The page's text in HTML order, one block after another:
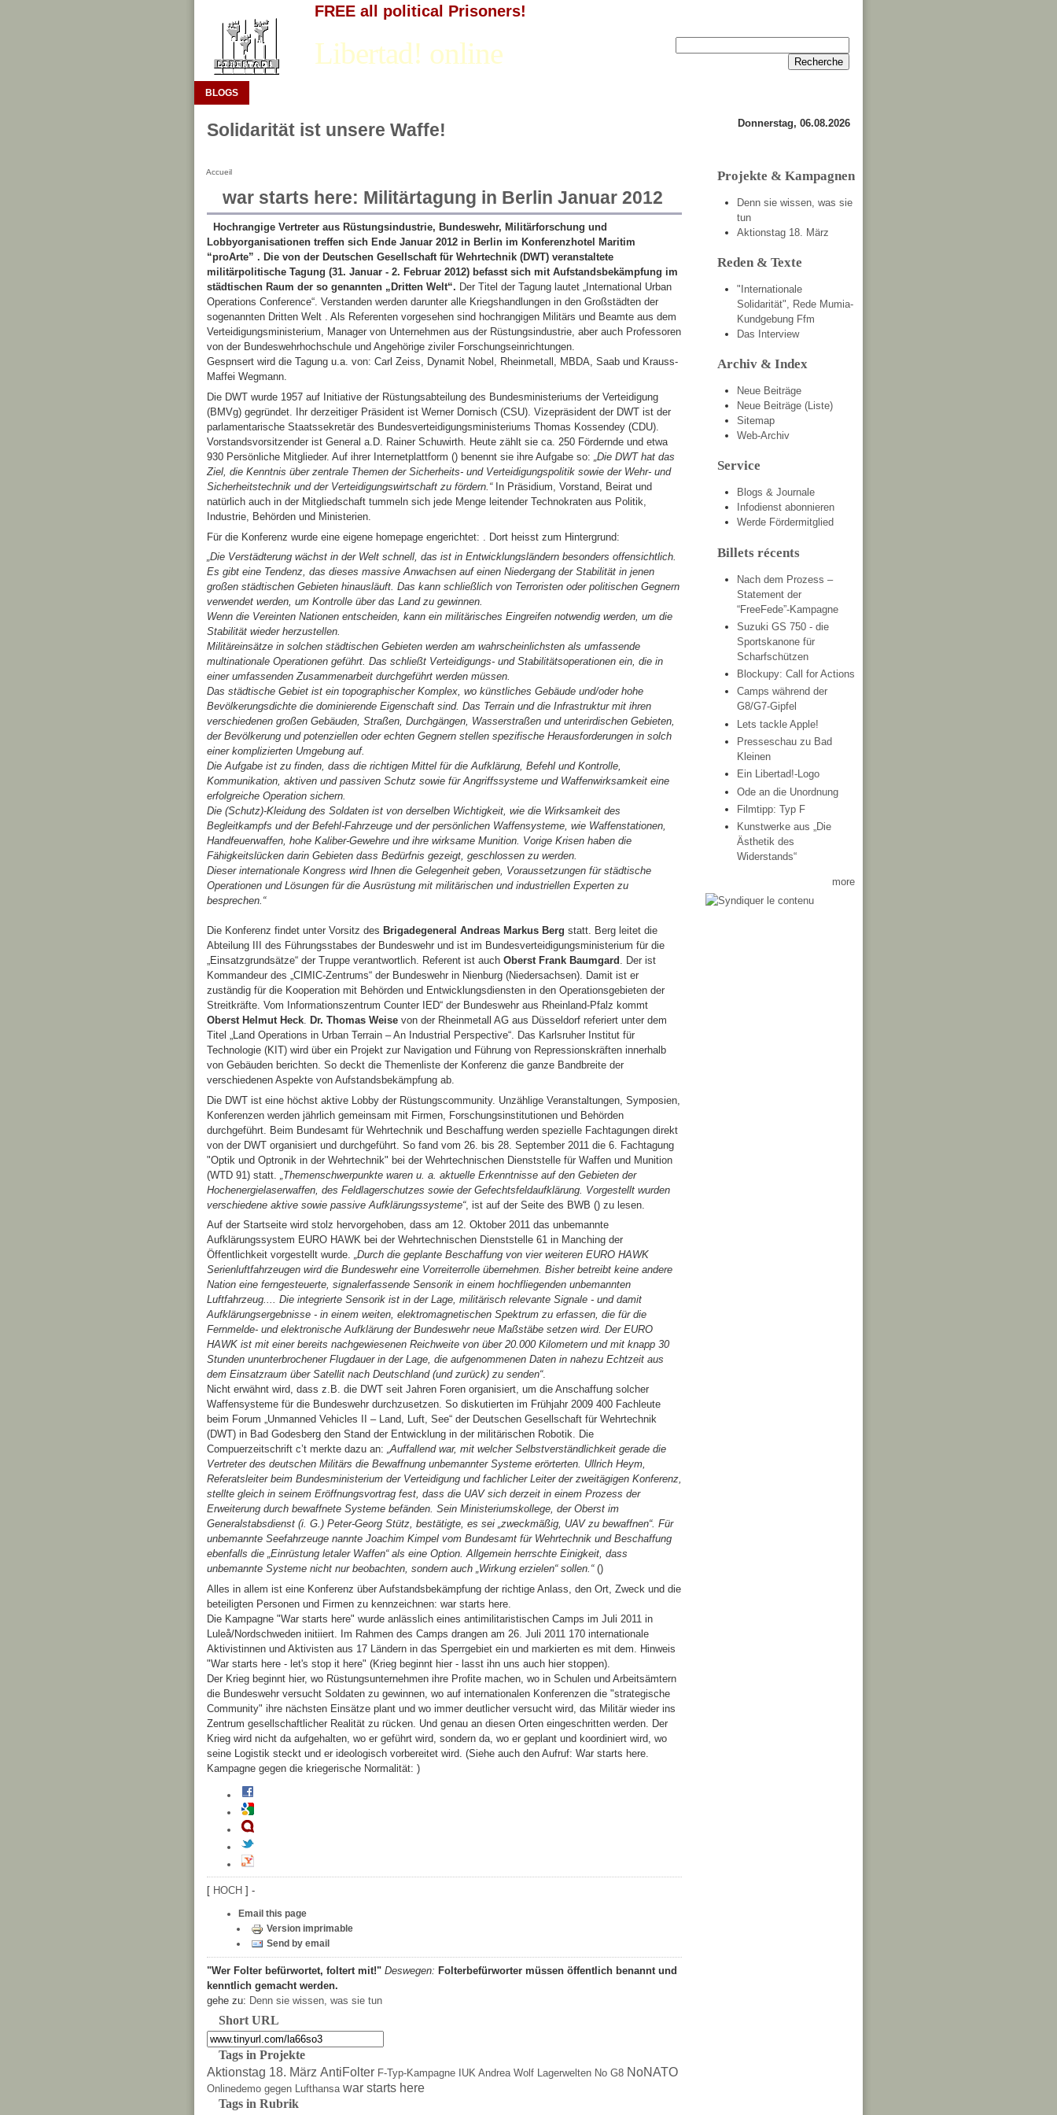
FREE all political Prisoners!
Libertad! online
BLOGS
Solidarität ist unsere Waffe! Donnerstag, 06.08.2026
Accueil
war starts here: Militärtagung in Berlin Januar 2012
Hochrangige Vertreter aus Rüstungsindustrie, Bundeswehr, Militärforschung und
Lobbyorganisationen treffen sich Ende Januar 2012 in Berlin im Konferenzhotel Maritim
“proArte” . Die von der Deutschen Gesellschaft für Wehrtechnik (DWT) veranstaltete
militärpolitische Tagung (31. Januar - 2. Februar 2012) befasst sich mit Aufstandsbekämpfung im
städtischen Raum der so genannten „Dritten Welt“. Der Titel der Tagung lautet „International Urban
Operations Conference“. Verstanden werden darunter alle Kriegshandlungen in den Großstädten der
sogenannten Dritten Welt . Als Referenten vorgesehen sind hochrangigen Militärs und Beamte aus dem
Verteidigungsministerium, Manager von Unternehmen aus der Rüstungsindustrie, aber auch Professoren
von der Bundeswehrhochschule und Angehörige ziviler Forschungseinrichtungen.
Gespnsert wird die Tagung u.a. von: Carl Zeiss, Dynamit Nobel, Rheinmetall, MBDA, Saab und Krauss-
Maffei Wegmann.
Die DWT wurde 1957 auf Initiative der Rüstungsabteilung des Bundesministeriums der Verteidigung
(BMVg) gegründet. Ihr derzeitiger Präsident ist Werner Dornisch (CSU). Vizepräsident der DWT ist der
parlamentarische Staatssekretär des Bundesverteidigungsministeriums Thomas Kossendey (CDU).
Vorstandsvorsitzender ist General a.D. Rainer Schuwirth. Heute zählt sie ca. 250 Fördernde und etwa
930 Persönliche Mitglieder. Auf ihrer Internetplattform () benennt sie ihre Aufgabe so: „Die DWT hat das
Ziel, die Kenntnis über zentrale Themen der Sicherheits- und Verteidigungspolitik sowie der Wehr- und
Sicherheitstechnik und der Verteidigungswirtschaft zu fördern.“In Präsidium, Vorstand, Beirat und
natürlich auch in der Mitgliedschaft tummeln sich jede Menge leitender Technokraten aus Politik,
Industrie, Behörden und Ministerien.
Für die Konferenz wurde eine eigene homepage engerichtet:
. Dort heisst zum Hintergrund:
„Die Verstädterung wächst in der Welt schnell, das ist in Entwicklungsländern besonders offensichtlich.
Es gibt eine Tendenz, das dieses massive Anwachsen auf einen Niedergang der Stabilität in jenen
großen städtischen Gebieten hinausläuft. Das kann schließlich von Terroristen oder politischen Gegnern
verwendet werden, um Kontrolle über das Land zu gewinnen.
Wenn die Vereinten Nationen entscheiden, kann ein militärisches Eingreifen notwendig werden, um die
Stabilität wieder herzustellen.
Militäreinsätze in solchen städtischen Gebieten werden am wahrscheinlichsten als umfassende
multinationale Operationen geführt. Das schließt Verteidigungs- und Stabilitätsoperationen ein, die in
einer umfassenden Zusammenarbeit durchgeführt werden müssen.
Das städtische Gebiet ist ein topographischer Komplex, wo künstliches Gebäude und/oder hohe
Bevölkerungsdichte die dominierende Eigenschaft sind. Das Terrain und die Infrastruktur mit ihren
verschiedenen großen Gebäuden, Straßen, Durchgängen, Wasserstraßen und unterirdischen Gebieten,
der Bevölkerung und potenziellen oder echten Gegnern stellen spezifische Herausforderungen in solch
einer komplizierten Umgebung auf.
Die Aufgabe ist zu finden, dass die richtigen Mittel für die Aufklärung, Befehl und Kontrolle,
Kommunikation, aktiven und passiven Schutz sowie für Angriffssysteme und Waffenwirksamkeit eine
erfolgreiche Operation sichern.
Die (Schutz)-Kleidung des Soldaten ist von derselben Wichtigkeit, wie die Wirksamkeit des
Begleitkampfs und der Befehl-Fahrzeuge und der persönlichen Waffensysteme, wie Waffenstationen,
Handfeuerwaffen, hohe Kaliber-Gewehre und ihre wirksame Munition. Vorige Krisen haben die
Fähigkeitslücken darin Gebieten dass Bedürfnis gezeigt, geschlossen zu werden.
Dieser internationale Kongress wird Ihnen die Gelegenheit geben, Voraussetzungen für städtische
Operationen und Lösungen für die Ausrüstung mit militärischen und industriellen Experten zu
besprechen.“
Die Konferenz findet unter Vorsitz des Brigadegeneral Andreas Markus Berg statt. Berg leitet die
Abteilung III des Führungsstabes der Bundeswehr und ist im Bundesverteidigungsministerium für die
„Einsatzgrundsätze“ der Truppe verantwortlich. Referent ist auch Oberst Frank Baumgard . Der ist
Kommandeur des „CIMIC-Zentrums“ der Bundeswehr in Nienburg (Niedersachsen). Damit ist er
zuständig für die Kooperation mit Behörden und Entwicklungsdiensten in den Operationsgebieten der
Streitkräfte. Vom Informationszentrum Counter IED“ der Bundeswehr aus Rheinland-Pfalz kommt
Oberst Helmut Heck. Dr. Thomas Weise von der Rheinmetall AG aus Düsseldorf referiert unter dem
Titel „Land Operations in Urban Terrain – An Industrial Perspective“. Das Karlsruher Institut für
Technologie (KIT) wird über ein Projekt zur Navigation und Führung von Repressionskräften innerhalb
von Gebäuden berichten. So deckt die Themenliste der Konferenz die ganze Bandbreite der
verschiedenen Aspekte von Aufstandsbekämpfung ab.
Die DWT ist eine höchst aktive Lobby der Rüstungscommunity. Unzählige Veranstaltungen, Symposien,
Konferenzen werden jährlich gemeinsam mit Firmen, Forschungsinstitutionen und Behörden
durchgeführt. Beim Bundesamt für Wehrtechnik und Beschaffung werden spezielle Fachtagungen direkt
von der DWT organisiert und durchgeführt. So fand vom 26. bis 28. September 2011 die 6. Fachtagung
"Optik und Optronik in der Wehrtechnik" bei der Wehrtechnischen Dienststelle für Waffen und Munition
(WTD 91) statt.
„Themenschwerpunkte waren u. a. aktuelle Erkenntnisse auf den Gebieten der
Hochenergielaserwaffen, des Feldlagerschutzes sowie der Gefechtsfeldaufklärung. Vorgestellt wurden
verschiedene aktive sowie passive Aufklärungssysteme“, ist auf der Seite des BWB () zu lesen.
Auf der Startseite wird stolz hervorgehoben, dass am 12. Oktober 2011 das unbemannte
Aufklärungssystem EURO HAWK bei der Wehrtechnischen Dienststelle 61 in Manching der
Öffentlichkeit vorgestellt wurde. „Durch die geplante Beschaffung von vier weiteren EURO HAWK
Serienluftfahrzeugen wird die Bundeswehr eine Vorreiterrolle übernehmen. Bisher betreibt keine andere
Nation eine ferngesteuerte, signalerfassende Sensorik in einem hochfliegenden unbemannten
Luftfahrzeug.... Die integrierte Sensorik ist in der Lage, militärisch relevante Signale - und damit
Aufklärungsergebnisse - in einem weiten, elektromagnetischen Spektrum zu erfassen, die für die
Fernmelde- und elektronische Aufklärung der Bundeswehr neue Maßstäbe setzen wird. Der EURO
HAWK ist mit einer bereits nachgewiesenen Reichweite von über 20.000 Kilometern und mit knapp 30
Stunden ununterbrochener Flugdauer in der Lage, die aufgenommenen Daten in nahezu Echtzeit aus
dem Einsatzraum über Satellit nach Deutschland (und zurück) zu senden“.
Nicht erwähnt wird, dass z.B. die DWT seit Jahren Foren organisiert, um die Anschaffung solcher
Waffensysteme für die Bundeswehr durchzusetzen. So diskutierten im Frühjahr 2009 400 Fachleute
beim Forum „Unmanned Vehicles II – Land, Luft, See“ der Deutschen Gesellschaft für Wehrtechnik
(DWT) in Bad Godesberg den Stand der Entwicklung in der militärischen Robotik. Die
Compuerzeitschrift c’t merkte dazu an: „Auffallend war, mit welcher Selbstverständlichkeit gerade die
Vertreter des deutschen Militärs die Bewaffnung unbemannter Systeme erörterten. Ullrich Heym,
Referatsleiter beim Bundesministerium der Verteidigung und fachlicher Leiter der zweitägigen Konferenz,
stellte gleich in seinem Eröffnungsvortrag fest, dass die UAV sich derzeit in einem Prozess der
Erweiterung durch bewaffnete Systeme befänden. Sein Ministeriumskollege, der Oberst im
Generalstabsdienst (i. G.) Peter-Georg Stütz, bestätigte, es sei „zweckmäßig, UAV zu bewaffnen“. Für
unbemannte Seefahrzeuge nannte Joachim Kimpel vom Bundesamt für Wehrtechnik und Beschaffung
ebenfalls die „Einrüstung letaler Waffen“ als eine Option. Allgemein herrschte Einigkeit, dass
unbemannte Systeme nicht nur beobachten, sondern auch „Wirkung erzielen“ sollen.“()
Alles in allem ist eine Konferenz über Aufstandsbekämpfung der richtige Anlass, den Ort, Zweck und die
beteiligten Personen und Firmen zu kennzeichnen: war starts here.
Die Kampagne "War starts here" wurde anlässlich eines antimilitaristischen Camps im Juli 2011 in
Luleå/Nordschweden initiiert. Im Rahmen des Camps drangen am 26. Juli 2011 170 internationale
Aktivistinnen und Aktivisten aus 17 Ländern in das Sperrgebiet ein und markierten es mit dem. Hinweis
"War starts here - let's stop it here" (Krieg beginnt hier - lasst ihn uns auch hier stoppen).
Der Krieg beginnt hier, wo Rüstungsunternehmen ihre Profite machen, wo in Schulen und Arbeitsämtern
die Bundeswehr versucht Soldaten zu gewinnen, wo auf internationalen Konferenzen die "strategische
Community" ihre nächsten Einsätze plant und wo immer deutlicher versucht wird, das Militär wieder ins
Zentrum gesellschaftlicher Realität zu rücken. Und genau an diesen Orten eingeschritten werden. Der
Krieg wird nicht da aufgehalten, wo er geführt wird, sondern da, wo er geplant und koordiniert wird, wo
seine Logistik steckt und er ideologisch vorbereitet wird. (Siehe auch den Aufruf: War starts here.
Kampagne gegen die kriegerische Normalität: )
[ HOCH ] -
Email this page
Version imprimable
Send by email
"Wer Folter befürwortet, foltert mit!" Deswegen: Folterbefürworter müssen öffentlich benannt und
kenntlich gemacht werden.
gehe zu: Denn sie wissen, was sie tun
Short URL
Tags in Projekte
Aktionstag 18. März AntiFolter F-Typ-Kampagne IUK Andrea Wolf Lagerwelten No G8 NoNATO
Onlinedemo gegen Lufthansa war starts here
Tags in Rubrik
Projekte & Kampagnen
Denn sie wissen, was sie
tun
Aktionstag 18. März
Reden & Texte
"Internationale
Solidarität", Rede Mumia-
Kundgebung Ffm
Das Interview
Archiv & Index
Neue Beiträge
Neue Beiträge (Liste)
Sitemap
Web-Archiv
Service
Blogs & Journale
Infodienst abonnieren
Werde Fördermitglied
Billets récents
Nach dem Prozess –
Statement der
“FreeFede”-Kampagne
Suzuki GS 750 - die
Sportskanone für
Scharfschützen
Blockupy: Call for Actions
Camps während der
G8/G7-Gipfel
Lets tackle Apple!
Presseschau zu Bad
Kleinen
Ein Libertad!-Logo
Ode an die Unordnung
Filmtipp: Typ F
Kunstwerke aus „Die
Ästhetik des
Widerstands“
more